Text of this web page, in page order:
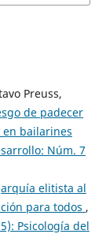
Preuss,
de padecer
bailarines
Núm. 7
elitista al
para todos ,
Psicología del